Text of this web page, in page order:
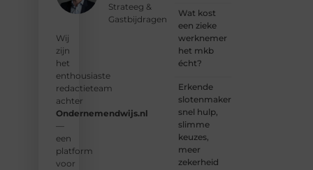
Strateeg &
Gastbijdragen
Wij
zijn
het
enthousiaste
redactieteam
achter
Ondernemendwijs.nl
—
een
platform
voor
Wat kost
een zieke
werknemer
het mkb
écht?
Erkende
slotenmakers:
snel hulp,
slimme
keuzes,
meer
zekerheid